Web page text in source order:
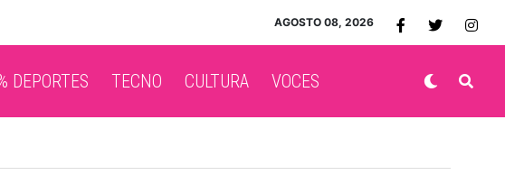
AGOSTO 08, 2026
DEPORTES TECNO CULTURA VOCES